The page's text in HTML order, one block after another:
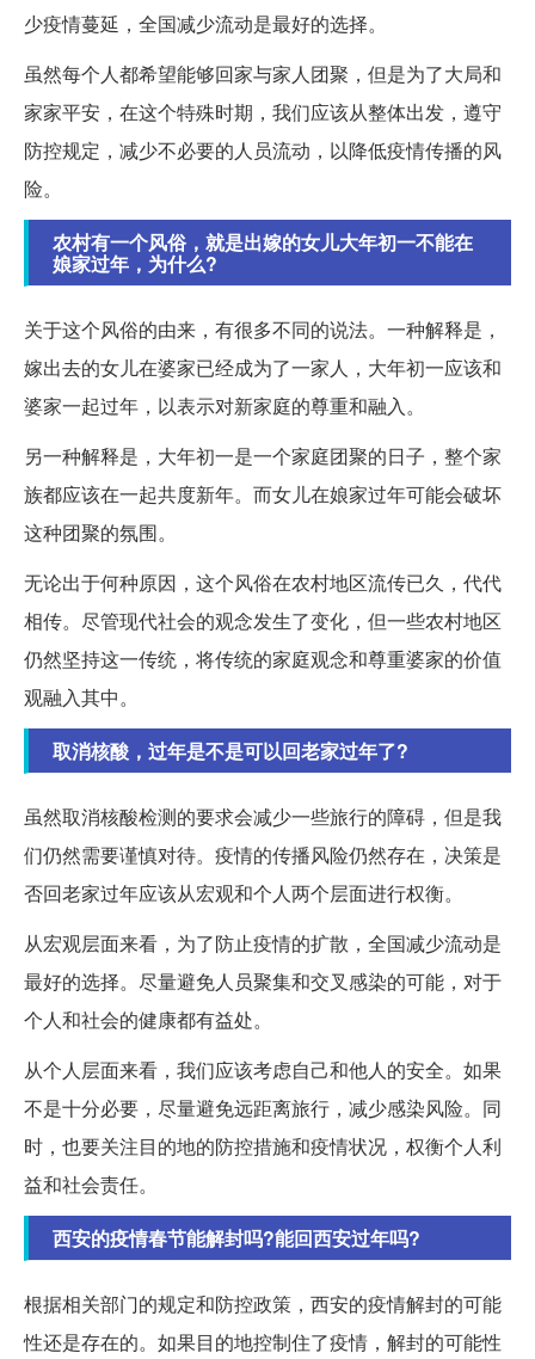
少疫情蔓延，全国减少流动是最好的选择。
虽然每个人都希望能够回家与家人团聚，但是为了大局和
家家平安，在这个特殊时期，我们应该从整体出发，遵守
防控规定，减少不必要的人员流动，以降低疫情传播的风
险。
农村有一个风俗，就是出嫁的女儿大年初一不能在
娘家过年，为什么?
关于这个风俗的由来，有很多不同的说法。一种解释是，
嫁出去的女儿在婆家已经成为了一家人，大年初一应该和
婆家一起过年，以表示对新家庭的尊重和融入。
另一种解释是，大年初一是一个家庭团聚的日子，整个家
族都应该在一起共度新年。而女儿在娘家过年可能会破坏
这种团聚的氛围。
无论出于何种原因，这个风俗在农村地区流传已久，代代
相传。尽管现代社会的观念发生了变化，但一些农村地区
仍然坚持这一传统，将传统的家庭观念和尊重婆家的价值
观融入其中。
取消核酸，过年是不是可以回老家过年了?
虽然取消核酸检测的要求会减少一些旅行的障碍，但是我
们仍然需要谨慎对待。疫情的传播风险仍然存在，决策是
否回老家过年应该从宏观和个人两个层面进行权衡。
从宏观层面来看，为了防止疫情的扩散，全国减少流动是
最好的选择。尽量避免人员聚集和交叉感染的可能，对于
个人和社会的健康都有益处。
从个人层面来看，我们应该考虑自己和他人的安全。如果
不是十分必要，尽量避免远距离旅行，减少感染风险。同
时，也要关注目的地的防控措施和疫情状况，权衡个人利
益和社会责任。
西安的疫情春节能解封吗?能回西安过年吗?
根据相关部门的规定和防控政策，西安的疫情解封的可能
性还是存在的。如果目的地控制住了疫情，解封的可能性